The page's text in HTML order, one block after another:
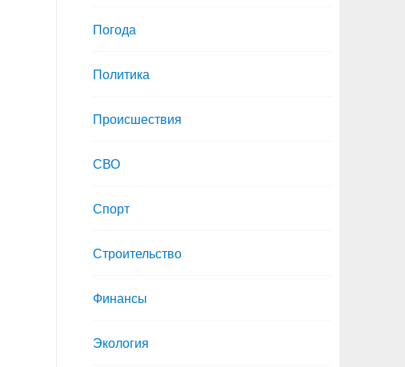
Погода
Политика
Происшествия
СВО
Спорт
Строительство
Финансы
Экология